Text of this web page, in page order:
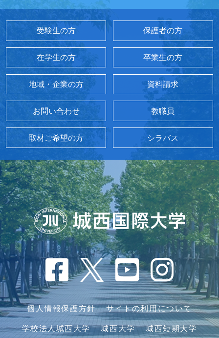
受験生の方 保護者の方
在学生の方 卒業生の方
地域・企業の方 資料請求
お問い合わせ 教職員
取材ご希望の方 シラバス
個人情報保護方針 サイトの利用について
学校法人城西大学 城西大学 城西短期大学